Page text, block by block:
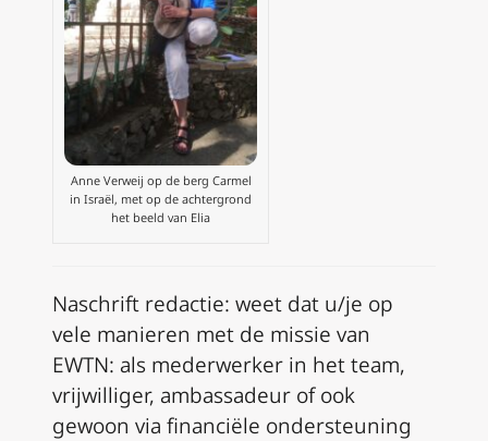
Anne Verweij op de berg Carmel
in Israël, met op de achtergrond
het beeld van Elia
Naschrift redactie: weet dat u/je op
vele manieren met de missie van
EWTN: als mederwerker in het team,
vrijwilliger, ambassadeur of ook
gewoon via financiële ondersteuning